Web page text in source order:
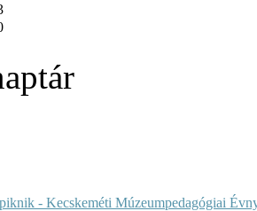
- Kecskeméti Múzeumpedagógiai